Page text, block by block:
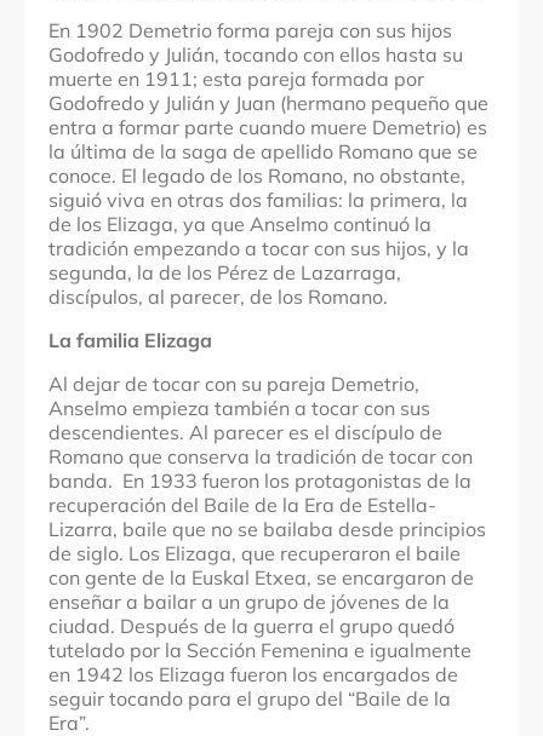
En 1902 Demetrio forma pareja con sus hijos
Godofredo y Julián, tocando con ellos hasta su
muerte en 1911; esta pareja formada por
Godofredo y Julián y Juan (hermano pequeño que
entra a formar parte cuando muere Demetrio) es
la última de la saga de apellido Romano que se
conoce. El legado de los Romano, no obstante,
siguió viva en otras dos familias: la primera, la
de los Elizaga, ya que Anselmo continuó la
tradición empezando a tocar con sus hijos, y la
segunda, la de los Pérez de Lazarraga,
discípulos, al parecer, de los Romano.
La familia Elizaga
Al dejar de tocar con su pareja Demetrio,
Anselmo empieza también a tocar con sus
descendientes. Al parecer es el discípulo de
Romano que conserva la tradición de tocar con
banda. En 1933 fueron los protagonistas de la
recuperación del Baile de la Era de Estella-
Lizarra, baile que no se bailaba desde principios
de siglo. Los Elizaga, que recuperaron el baile
con gente de la Euskal Etxea, se encargaron de
enseñar a bailar a un grupo de jóvenes de la
ciudad. Después de la guerra el grupo quedó
tutelado por la Sección Femenina e igualmente
en 1942 los Elizaga fueron los encargados de
seguir tocando para el grupo del “Baile de la
Era”.